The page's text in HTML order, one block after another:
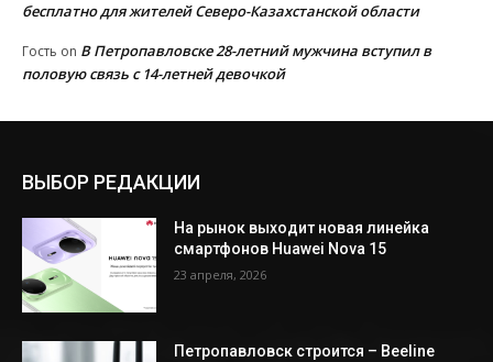
бесплатно для жителей Северо-Казахстанской области
Гость on В Петропавловске 28-летний мужчина вступил в
половую связь с 14-летней девочкой
ВЫБОР РЕДАКЦИИ
На рынок выходит новая линейка
смартфонов Huawei Nova 15
23 апреля, 2026
Петропавловск строится – Beeline